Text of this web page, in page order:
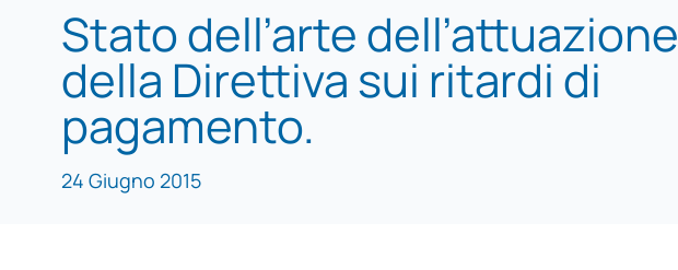
Stato dell’arte dell’attuazione
della Direttiva sui ritardi di
pagamento.
24 Giugno 2015